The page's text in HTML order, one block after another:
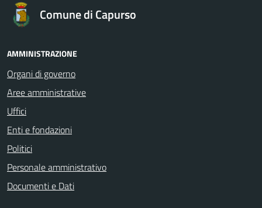
Comune di Capurso
AMMINISTRAZIONE
Organi di governo
Aree amministrative
Uffici
Enti e fondazioni
Politici
Personale amministrativo
Documenti e Dati